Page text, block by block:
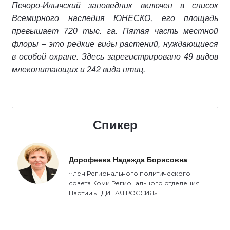
Печоро-Илычский заповедник включен в список
Всемирного наследия ЮНЕСКО, его площадь
превышает 720 тыс. га. Пятая часть местной
флоры – это редкие виды растений, нуждающиеся
в особой охране. Здесь зарегистрировано 49 видов
млекопитающих и 242 вида птиц.
Спикер
Дорофеева Надежда Борисовна
Член Регионального политического
совета Коми Регионального отделения
Партии «ЕДИНАЯ РОССИЯ»